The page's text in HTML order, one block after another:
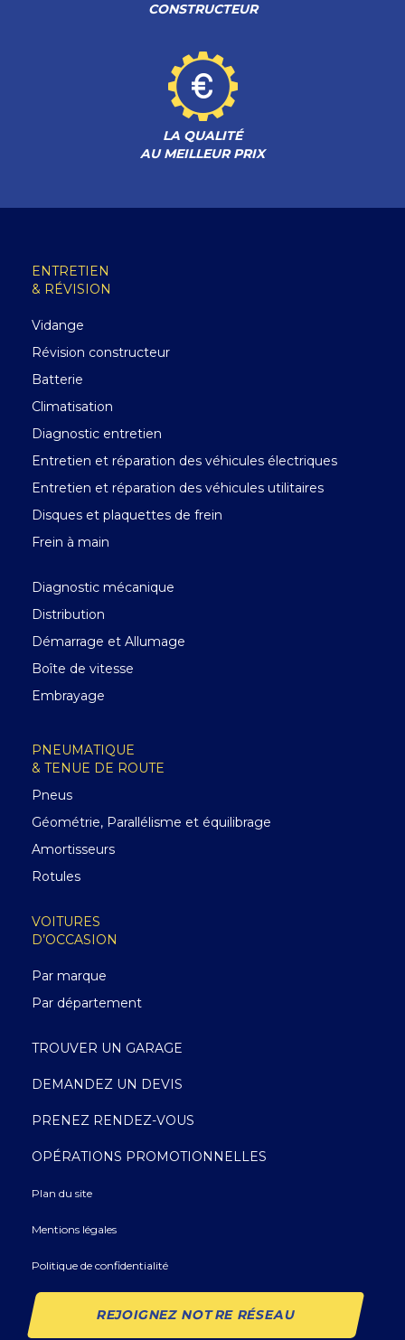
CONSTRUCTEUR
LA QUALITÉ
AU MEILLEUR PRIX
ENTRETIEN
& RÉVISION
Vidange
Révision constructeur
Batterie
Climatisation
Diagnostic entretien
Entretien et réparation des véhicules électriques
Entretien et réparation des véhicules utilitaires
Disques et plaquettes de frein
Frein à main
Diagnostic mécanique
Distribution
Démarrage et Allumage
Boîte de vitesse
Embrayage
PNEUMATIQUE
& TENUE DE ROUTE
Pneus
Géométrie, Parallélisme et équilibrage
Amortisseurs
Rotules
VOITURES
D’OCCASION
Par marque
Par département
TROUVER UN GARAGE
DEMANDEZ UN DEVIS
PRENEZ RENDEZ-VOUS
OPÉRATIONS PROMOTIONNELLES
Plan du site
Mentions légales
Politique de confidentialité
REJOIGNEZ NOTRE RÉSEAU